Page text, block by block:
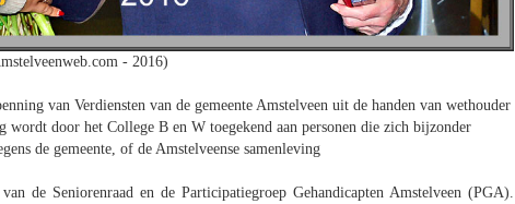
- 2016)
van Verdiensten van de gemeente Amstelveen uit de handen van wethouder
door het College B en W toegekend aan personen die zich bijzonder
de gemeente, of de Amstelveense samenleving
de Seniorenraad en de Participatiegroep Gehandicapten Amstelveen (PGA).